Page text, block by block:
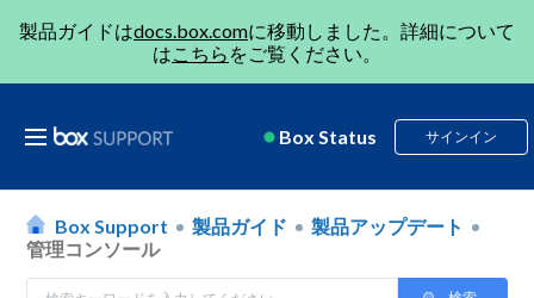
製品ガイドはdocs.box.comに移動しました。詳細について
はこちら をご覧ください。
Box Status サインイン
Box Support 製品ガイド
製品アップデート
管理コンソール